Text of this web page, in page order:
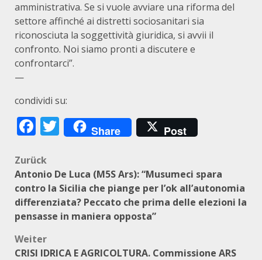
amministrativa. Se si vuole avviare una riforma del
settore affinché ai distretti sociosanitari sia
riconosciuta la soggettività giuridica, si avvii il
confronto. Noi siamo pronti a discutere e
confrontarci”.
—
condividi su:
Facebook
Twitter
Share Post
Beitragsnavigation
Zurück
Antonio De Luca (M5S Ars): “Musumeci spara
contro la Sicilia che piange per l’ok all’autonomia
differenziata? Peccato che prima delle elezioni la
pensasse in maniera opposta”
Weiter
CRISI IDRICA E AGRICOLTURA. Commissione ARS